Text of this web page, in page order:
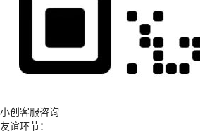
小创客服咨询
友谊环节：